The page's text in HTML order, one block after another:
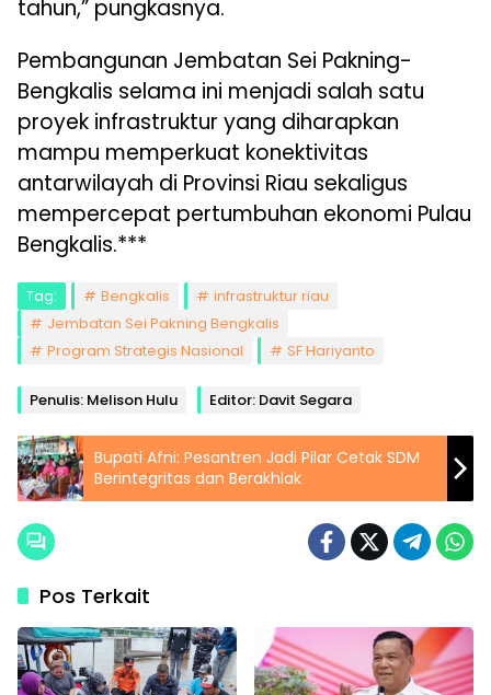
tahun,” pungkasnya.
Pembangunan Jembatan Sei Pakning-
Bengkalis selama ini menjadi salah satu
proyek infrastruktur yang diharapkan
mampu memperkuat konektivitas
antarwilayah di Provinsi Riau sekaligus
mempercepat pertumbuhan ekonomi Pulau
Bengkalis.***
Tag: Bengkalis
infrastruktur riau
Jembatan Sei Pakning Bengkalis
Program Strategis Nasional
SF Hariyanto
Penulis: Melison Hulu Editor: Davit Segara
Bupati Afni: Pesantren Jadi Pilar Cetak SDM
Berintegritas dan Berakhlak
Pos Terkait